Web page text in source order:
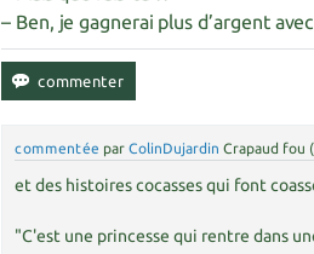
– Ben, je gagnerai plus d’argent
commentée parColinDujardin Crapaud fou (
et des histoires cocasses qui font
"C'est une princesse qui rentre dans